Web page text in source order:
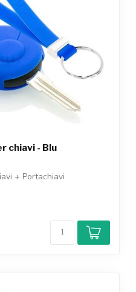
chiavi - Blu
+ Portachiavi